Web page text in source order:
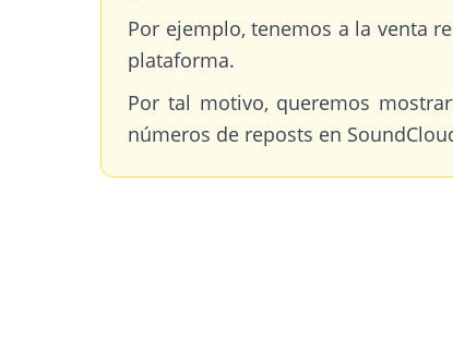
Por ejemplo, tenemos a la venta
plataforma.
Por tal motivo, queremos
números de reposts en